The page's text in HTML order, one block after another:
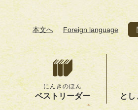
本文へ Foreign language
にんきのほん
ベストリーダー とし